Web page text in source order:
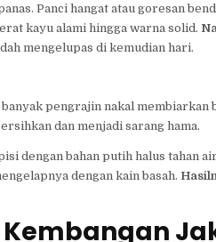
Panci hangat atau goresan
kayu alami hingga warna solid.
mengelupas di kemudian hari.
banyak pengrajin nakal membiarkan
dan menjadi sarang hama.
dengan bahan putih halus tahan
dengan kain basah.
Kembangan